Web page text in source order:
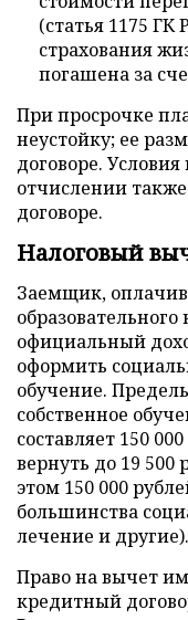
(статья 1175
страхования
погашена за
При просрочке
неустойку; ее
договоре.
отчислении
договоре.
Налоговый
Заемщик,
официальный
оформить
обучение.
собственное
составляет 150
вернуть до 19 500
этом 150 000
большинства
лечение и другие).
Право на вычет
кредитный